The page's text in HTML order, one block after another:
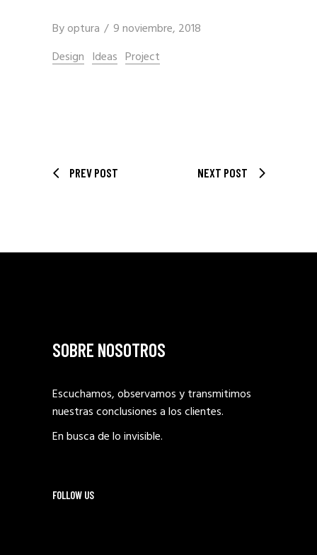
Byoptura
9 noviembre, 2018
Design Ideas Project
PREV POST NEXT POST
SOBRE NOSOTROS
Escuchamos, observamos y transmitimos
nuestras conclusiones a los clientes.
En busca de lo invisible.
FOLLOW US